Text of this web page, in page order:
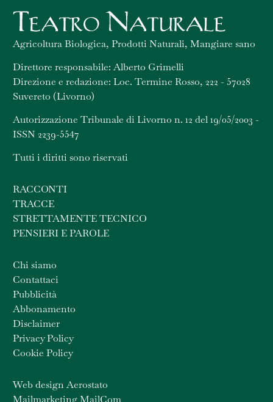
Agricoltura Biologica, Prodotti Naturali, Mangiare sano
Direttore responsabile: Alberto Grimelli
Direzione e redazione: Loc. Termine Rosso, 222 - 57028
Suvereto (Livorno)
Autorizzazione Tribunale di Livorno n. 12 del 19/05/2003 -
ISSN 2239-5547
Tutti i diritti sono riservati
RACCONTI
TRACCE
STRETTAMENTE TECNICO
PENSIERI E PAROLE
Chi siamo
Contattaci
Pubblicità
Abbonamento
Disclaimer
Privacy Policy
Cookie Policy
Web design Aerostato
Mailmarketing MailCom